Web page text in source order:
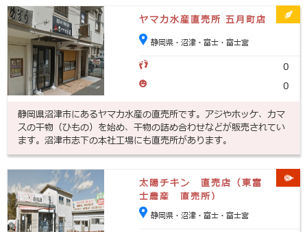
ヤマカ水産直売所 五月町店
静岡県・沼津・富士・富士宮
0
0
静岡県沼津市にあるヤマカ水産の直売所です。アジやホッケ、カマ
スの干物（ひもの）を始め、干物の詰め合わせなどが販売されてい
ます。沼津市志下の本社工場にも直売所があります。
太陽チキン 直売店（東富
士農産 直売所）
静岡県・沼津・富士・富士宮